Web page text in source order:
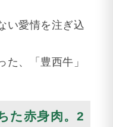
い愛情を注ぎ込
、「豊西牛」
た赤身肉。2